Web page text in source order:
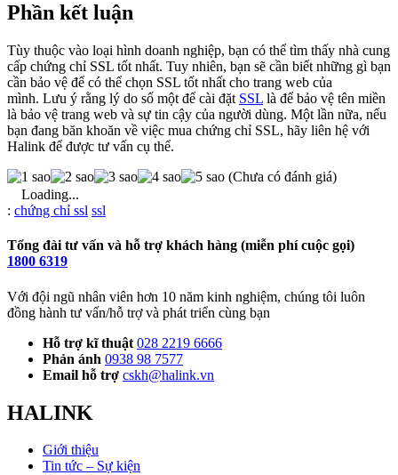
Phần kết luận
Tùy thuộc vào loại hình doanh nghiệp, bạn có thể tìm thấy nhà cung
cấp chứng chỉ SSL tốt nhất. Tuy nhiên, bạn sẽ cần biết những gì bạn
cần bảo vệ để có thể chọn SSL tốt nhất cho trang web của
mình. Lưu ý rằng lý do số một để cài đặt SSL là để bảo vệ tên miền
là bảo vệ trang web và sự tin cậy của người dùng. Một lần nữa, nếu
bạn đang băn khoăn về việc mua chứng chỉ SSL, hãy liên hệ với
Halink để được tư vấn cụ thể.
(Chưa có đánh giá)
Loading...
Từ
: chứng chỉ ssl ssl
Tổng đài tư vấn và hỗ trợ khách hàng (miễn phí cuộc gọi)
1800 6319
Với đội ngũ nhân viên hơn 10 năm kinh nghiệm, chúng tôi luôn
đồng hành tư vấn/hỗ trợ và phát triển cùng bạn
Hỗ trợ kĩ thuật 028 2219 6666
Phản ánh 0938 98 7577
Email hỗ trợ cskh@halink.vn
HALINK
Giới thiệu
Tin tức – Sự kiện